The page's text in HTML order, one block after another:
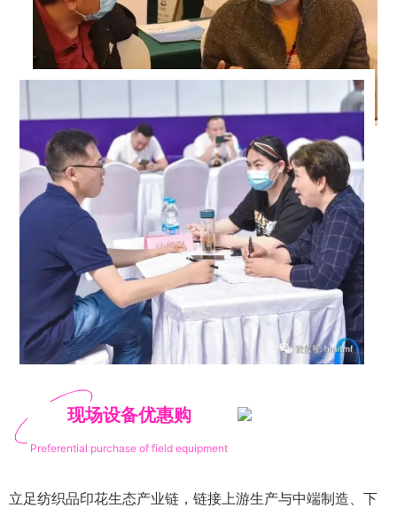
现场设备优惠购
Preferential purchase of field equipment
立足纺织品印花生态产业链，链接上游生产与中端制造、下